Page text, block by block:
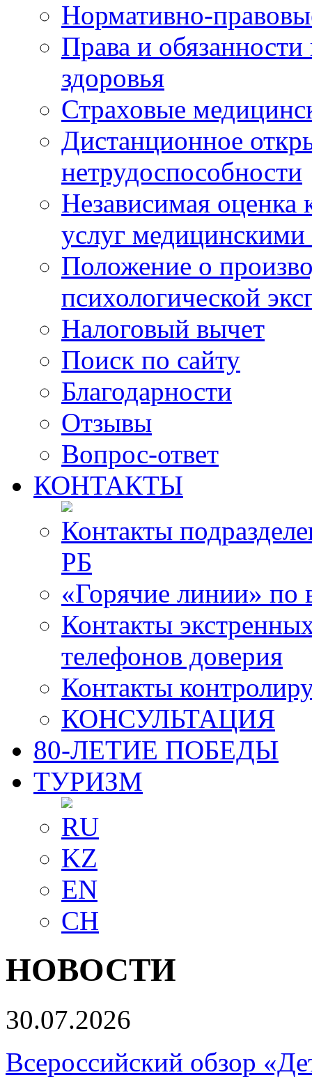
Нормативно-
Права и
здоровья
Страховые
Дистанционное
нетрудоспособности
Независимая оценка
услуг
Положение о
психологической
Налоговый вычет
Поиск по сайту
Благодарности
Отзывы
Вопрос-ответ
КОНТАКТЫ
Контакты
РБ
«Горячие линии» по
Контакты
телефонов доверия
Контакты
КОНСУЛЬТАЦИЯ
80-ЛЕТИЕ ПОБЕДЫ
ТУРИЗМ
RU
KZ
EN
CH
НОВОСТИ
30.07.2026
Всероссийский обзор